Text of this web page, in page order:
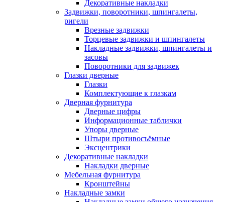
Декоративные накладки
Задвижки, поворотники, шпингалеты,
ригели
Врезные задвижки
Торцевые задвижки и шпингалеты
Накладные задвижки, шпингалеты и
засовы
Поворотники для задвижек
Глазки дверные
Глазки
Комплектующие к глазкам
Дверная фурнитура
Дверные цифры
Информационные таблички
Упоры дверные
Штыри противосъёмные
Эксцентрики
Декоративные накладки
Накладки дверные
Мебельная фурнитура
Кронштейны
Накладные замки